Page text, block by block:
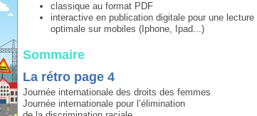
classique au format PDF
interactive en publication digitale pour une lecture
optimale sur mobiles (Iphone, Ipad...)
Sommaire
La rétro page 4
Journée internationale des droits des femmes
Journée internationale pour l’élimination